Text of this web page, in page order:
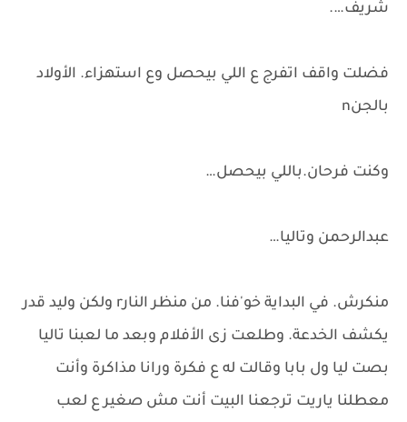
شريف….
فضلت واقف اتفرج ع اللي بيحصل وع استهزاء. الأولاد
بالجنn
وكنت فرحان.باللي بيحصل…
عبدالرحمن وتاليا…
منكرش. في البداية خو'فنا. من منظر النارr ولكن وليد قدر
يكشف الخدعة. وطلعت زى الأفلام وبعد ما لعبنا تاليا
بصت ليا ول بابا وقالت له ع فكرة ورانا مذاكرة وأنت
معطلنا ياريت ترجعنا البيت أنت مش صغير ع لعب